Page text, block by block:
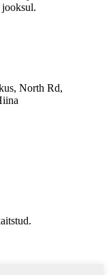
jooksul.
North Rd,